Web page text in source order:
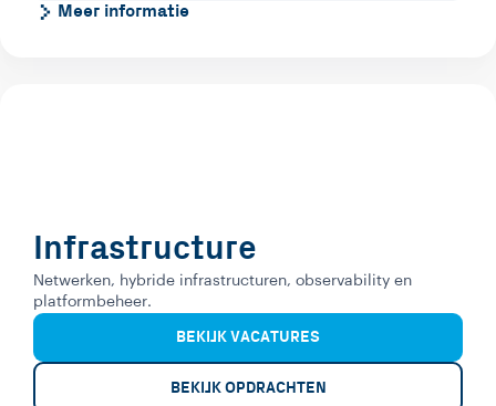
Meer informatie
Infrastructure
Netwerken, hybride infrastructuren, observability en
platformbeheer.
BEKIJK VACATURES
BEKIJK OPDRACHTEN